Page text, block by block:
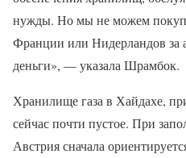
нужды. Но мы не можем
Франции или Нидерландов за
деньги», — указала Шрамбок.
Хранилище газа в Хайдахе,
сейчас почти пустое. При
Австрия сначала